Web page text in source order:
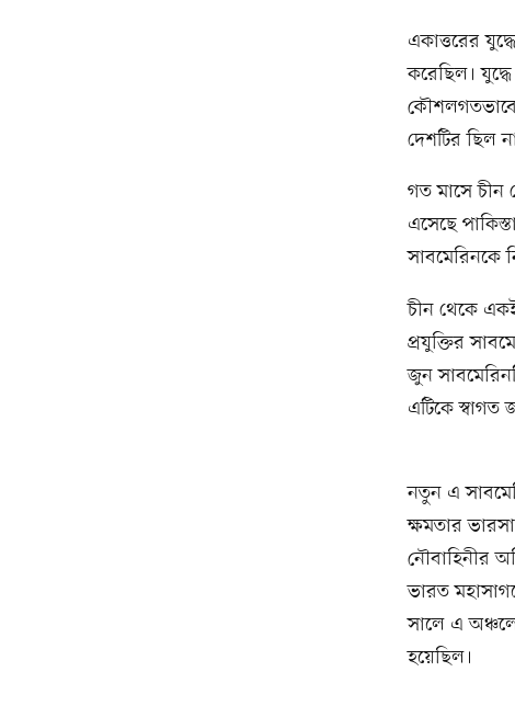
একাত্তরের
করেছিল।
কৌশলগতভাবে
দেশটির ছিল
গত মাসে চীন
এসেছে
সাবমেরিনকে
চীন থেকে
প্রযুক্তির
জুন
এটিকে স্বাগত
নতুন এ
ক্ষমতার
নৌবাহিনীর
ভারত
সালে এ
হয়েছিল।